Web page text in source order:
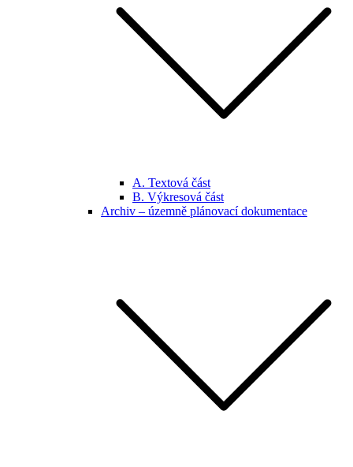
A. Textová část
B. Výkresová část
Archiv – územně plánovací dokumentace